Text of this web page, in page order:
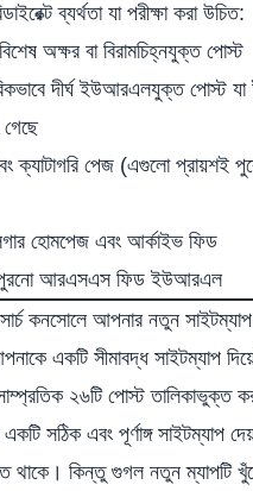
ব্যর্থতা যা পরীক্ষা করা উচিত:
অক্ষর বা বিরামচিহ্নযুক্ত পোস্ট
দীর্ঘ ইউআরএলযুক্ত পোস্ট যা
ক্যাটাগরি পেজ (এগুলো প্রায়শই
হোমপেজ এবং আর্কাইভ ফিড
আরএসএস ফিড ইউআরএল
কনসোলে আপনার নতুন
একটি সীমাবদ্ধ সাইটম্যাপ
২৬টি পোস্ট তালিকাভুক্ত
সঠিক এবং পূর্ণাঙ্গ সাইটম্যাপ
থাকে। কিন্তু গুগল নতুন ম্যাপটি